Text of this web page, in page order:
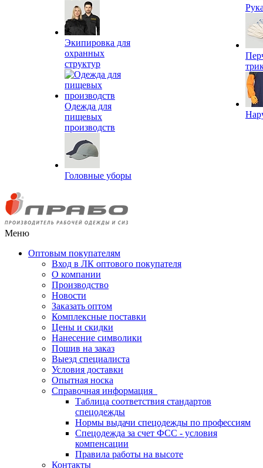
Экипировка для
охранных
структур
Одежда для
пищевых
производств
Головные уборы
Меню
Оптовым покупателям
Вход в ЛК оптового покупателя
О компании
Производство
Новости
Заказать оптом
Комплексные поставки
Цены и скидки
Нанесение символики
Пошив на заказ
Выезд специалиста
Условия доставки
Опытная носка
Справочная информация
Таблица соответствия стандартов
спецодежды
Нормы выдачи спецодежды по профессиям
Спецодежда за счет ФСС - условия
компенсации
Правила работы на высоте
Контакты